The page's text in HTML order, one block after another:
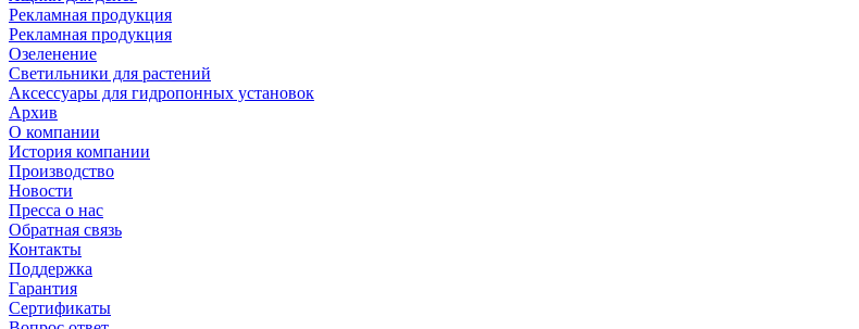
Рекламная продукция
Рекламная продукция
Озеленение
Светильники для растений
Аксессуары для гидропонных установок
Архив
О компании
История компании
Производство
Новости
Пресса о нас
Обратная связь
Контакты
Поддержка
Гарантия
Сертификаты